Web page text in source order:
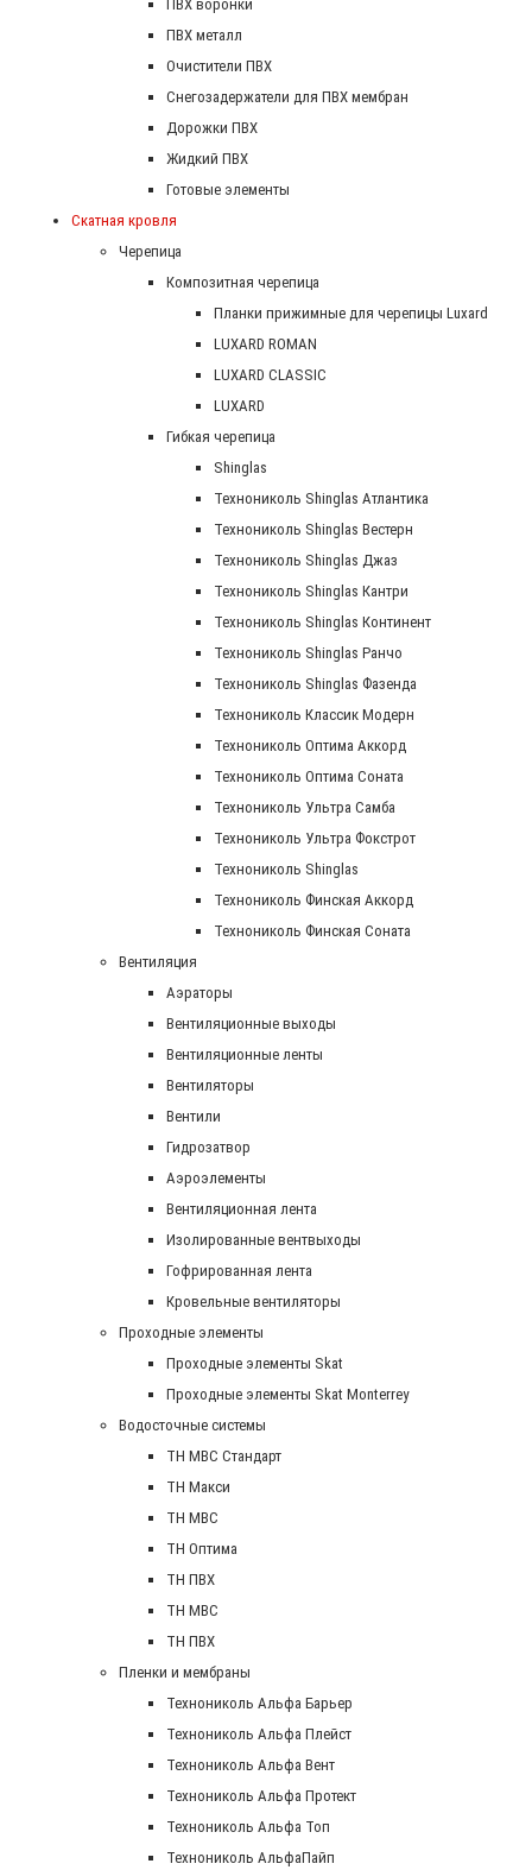
ПВХ воронки
ПВХ металл
Очистители ПВХ
Снегозадержатели для ПВХ мембран
Дорожки ПВХ
Жидкий ПВХ
Готовые элементы
Скатная кровля
Черепица
Композитная черепица
Планки прижимные для черепицы Luxard
LUXARD ROMAN
LUXARD CLASSIC
LUXARD
Гибкая черепица
Shinglas
Технониколь Shinglas Атлантика
Технониколь Shinglas Вестерн
Технониколь Shinglas Джаз
Технониколь Shinglas Кантри
Технониколь Shinglas Континент
Технониколь Shinglas Ранчо
Технониколь Shinglas Фазенда
Технониколь Классик Модерн
Технониколь Оптима Аккорд
Технониколь Оптима Соната
Технониколь Ультра Самба
Технониколь Ультра Фокстрот
Технониколь Shinglas
Технониколь Финская Аккорд
Технониколь Финская Соната
Вентиляция
Аэраторы
Вентиляционные выходы
Вентиляционные ленты
Вентиляторы
Вентили
Гидрозатвор
Аэроэлементы
Вентиляционная лента
Изолированные вентвыходы
Гофрированная лента
Кровельные вентиляторы
Проходные элементы
Проходные элементы Skat
Проходные элементы Skat Monterrey
Водосточные системы
TH MBC Стандарт
TH Макси
TH МВС
TH Оптима
TH ПВХ
ТН МВС
ТН ПВХ
Пленки и мембраны
Технониколь Альфа Барьер
Технониколь Альфа Плейст
Технониколь Альфа Вент
Технониколь Альфа Протект
Технониколь Альфа Топ
Технониколь АльфаПайп